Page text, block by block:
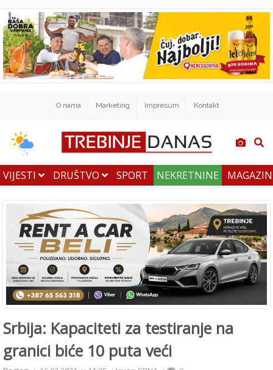
O nama Marketing Impresum Kontakt
VIJESTI DRUŠTVO SPORT NEKRETNINE
Srbija: Kapaciteti za testiranje na
granici biće 10 puta veći